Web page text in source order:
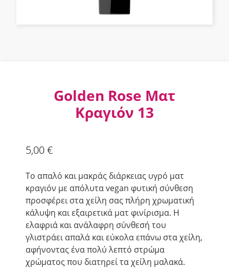
Golden Rose Ματ
Κραγιόν 13
5,00€
Το απαλό και μακράς διάρκειας υγρό ματ
κραγιόν με απόλυτα vegan φυτική σύνθεση
προσφέρει στα χείλη σας πλήρη χρωματική
κάλυψη και εξαιρετικά ματ φινίρισμα. Η
ελαφριά και ανάλαφρη σύνθεσή του
γλιστράει απαλά και εύκολα επάνω στα χείλη,
αφήνοντας ένα πολύ λεπτό στρώμα
χρώματος που διατηρεί τα χείλη μαλακά.